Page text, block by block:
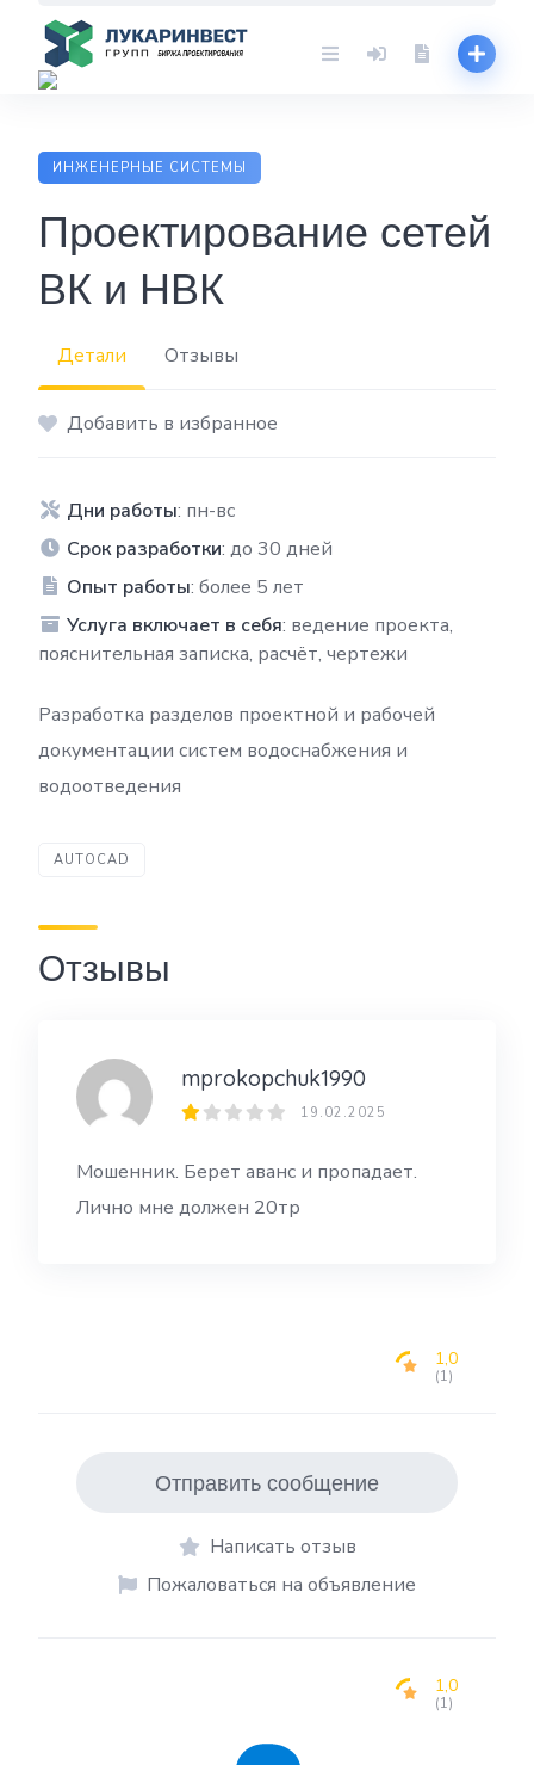
content
ИНЖЕНЕРНЫЕ СИСТЕМЫ
Проектирование сетей
ВК и НВК
Детали Отзывы
Добавить в избранное
Дни работы: пн-вс
Срок разработки: до 30 дней
Опыт работы: более 5 лет
Услуга включает в себя: ведение проекта,
пояснительная записка, расчёт, чертежи
Разработка разделов проектной и рабочей
документации систем водоснабжения и
водоотведения
AUTOCAD
Отзывы
mprokopchuk1990
19.02.2025
Мошенник. Берет аванс и пропадает.
Лично мне должен 20тр
1,0
(1)
Отправить сообщение
Написать отзыв
Пожаловаться на объявление
1,0
(1)